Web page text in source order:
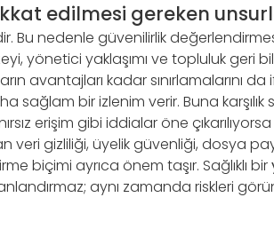
edilmesi gereken
Bu nedenle güvenilirlik
yönetici yaklaşımı ve topluluk geri
avantajları kadar sınırlamalarını da
bir izlenim verir. Buna karşılık
erişim gibi iddialar öne
veri gizliliği, üyelik güvenliği, dosya
biçimi ayrıca önem taşır. Sağlıklı bir
aynı zamanda riskleri